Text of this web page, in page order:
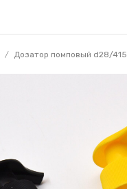
Дозатор помповый d28/415